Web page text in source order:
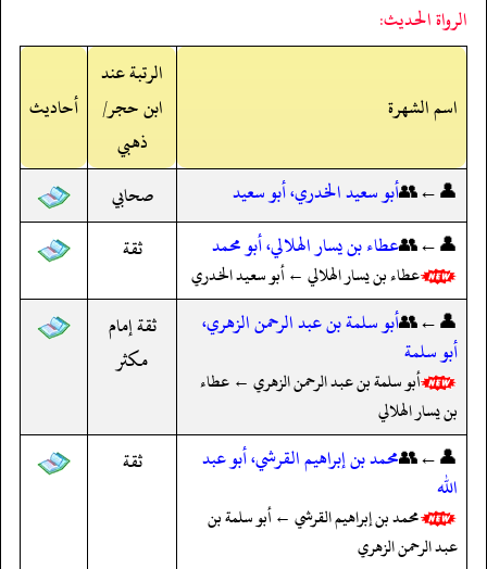
الرواة الحديث:
اسم الشهرة
الرتبة عند
ابن حجر/
ذهبي
أحاديث
👤←👥أبو سعيد الخدري، أبو سعيد
صحابي
👤←👥عطاء بن يسار الهلالي، أبو محمد
عطاء بن يسار الهلالي ← أبو سعيد الخدري
ثقة
👤←👥أبو سلمة بن عبد الرحمن الزهري،
أبو سلمة
أبو سلمة بن عبد الرحمن الزهري ← عطاء
بن يسار الهلالي
ثقة إمام
مكثر
👤←👥محمد بن إبراهيم القرشي، أبو عبد
الله
محمد بن إبراهيم القرشي ← أبو سلمة بن
عبد الرحمن الزهري
ثقة